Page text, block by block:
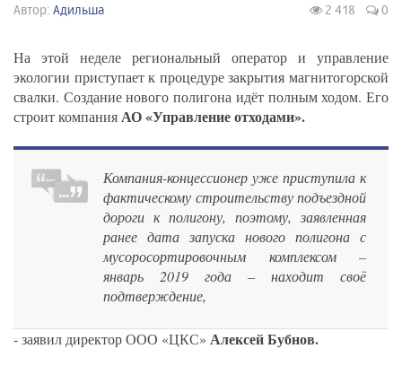
Автор: Адильша 2 418 0
На этой неделе региональный оператор и управление
экологии приступает к процедуре закрытия магнитогорской
свалки. Создание нового полигона идёт полным ходом. Его
строит компанияАО «Управление отходами».
Компания-концессионер уже приступила к
фактическому строительству подъездной
дороги к полигону, поэтому, заявленная
ранее дата запуска нового полигона с
мусоросортировочным комплексом –
январь 2019 года – находит своё
подтверждение,
- заявил директор ООО «ЦКС» Алексей Бубнов.